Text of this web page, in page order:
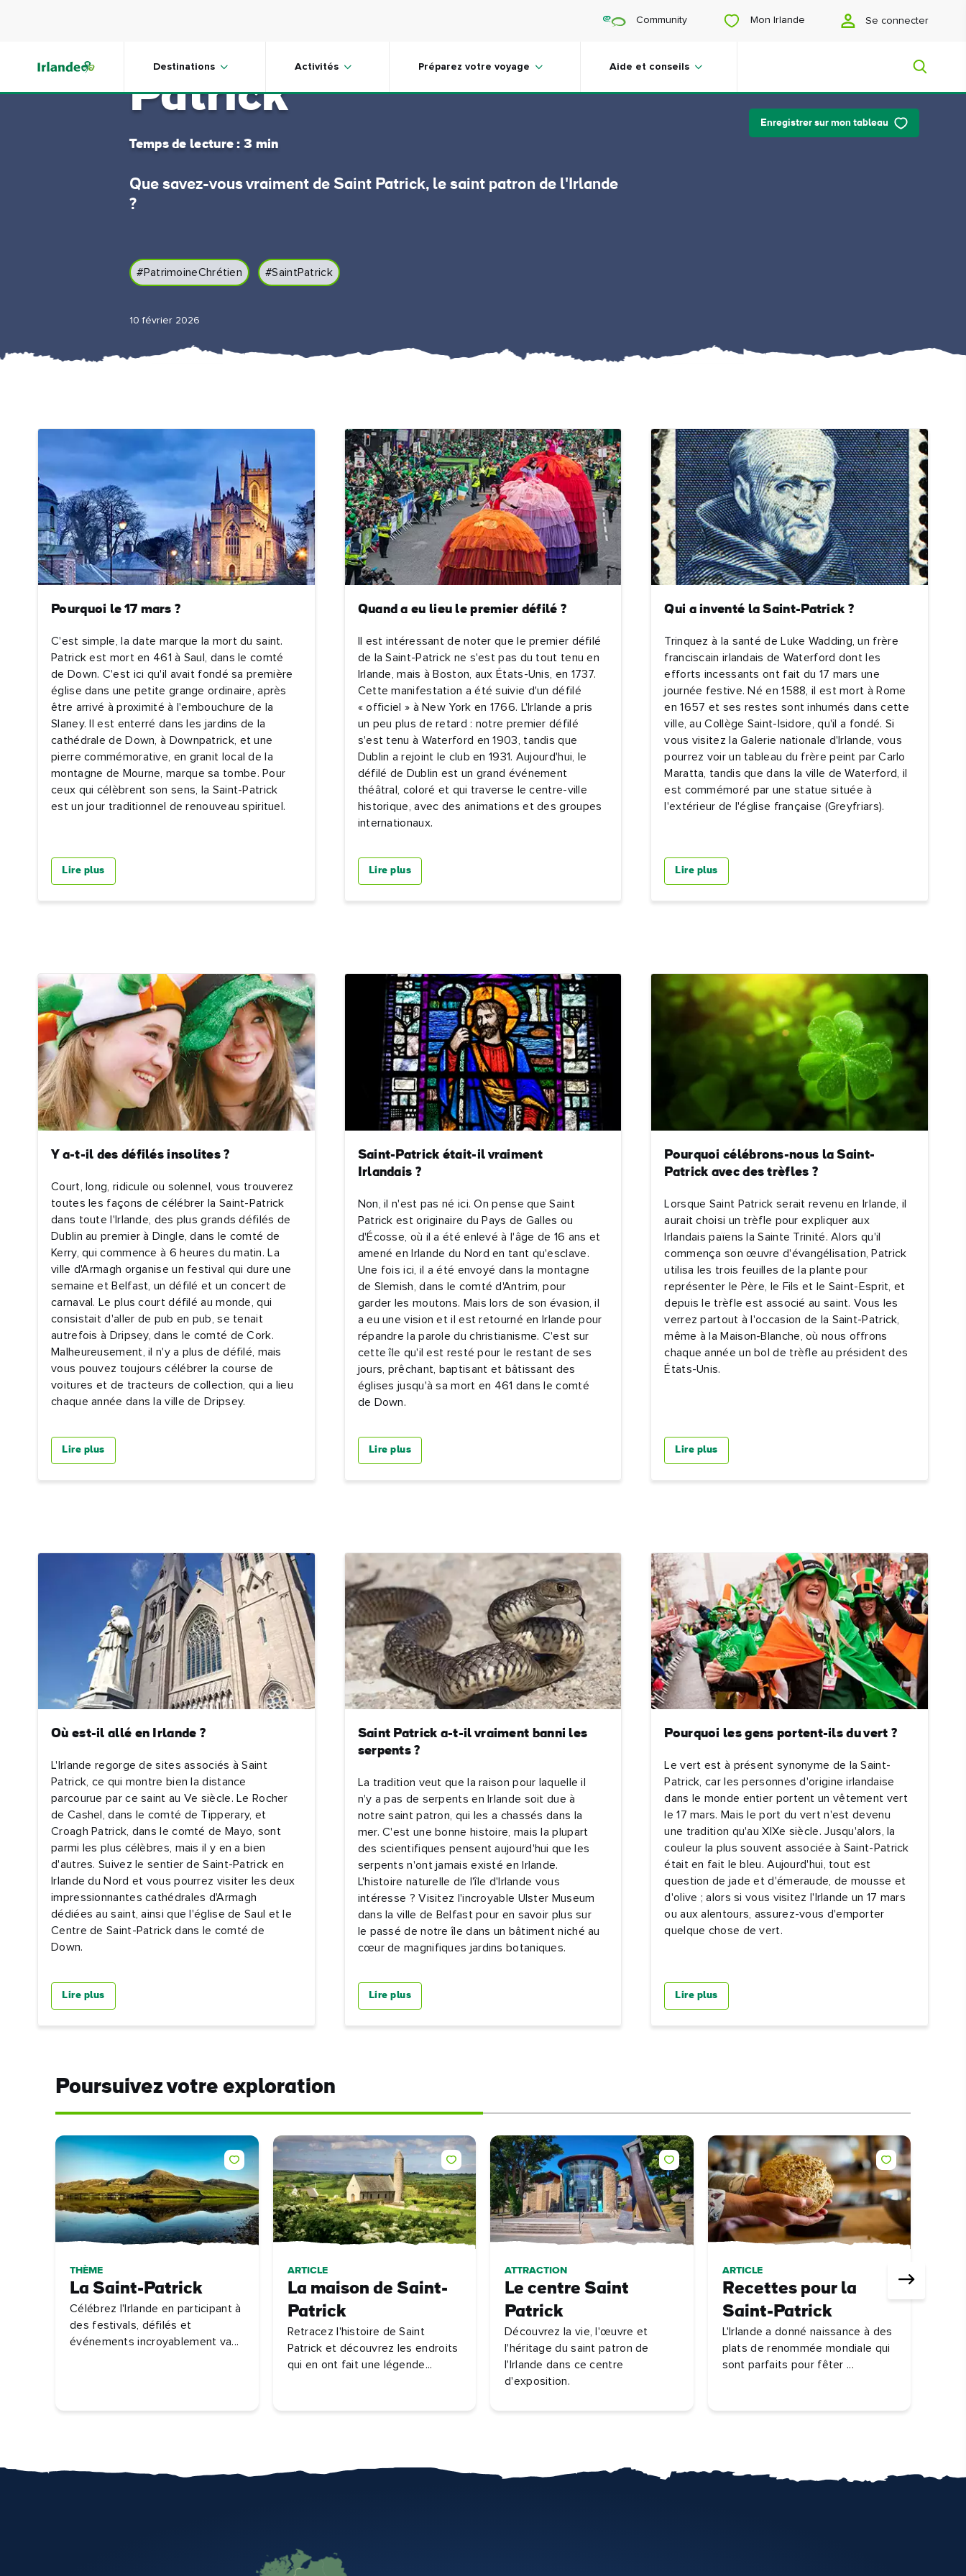
Community Mon Irlande Se connecter
Destinations Activités Préparez votre voyage Aide et conseils
#SitesEmblématiques
Enregistrer sur mon tableau
9 anecdotes sur Saint-
Patrick
Temps de lecture : 3 min
Que savez-vous vraiment de Saint Patrick, le saint patron de l'Irlande
?
#PatrimoineChrétien #SaintPatrick
10 février 2026
Prénom
Nom
de
famille
Adresse
e-
mail
personnalisés basés sur mon utilisation du site Web du Tourisme
Irlandais, des e-mails et de la publicité du Tourisme Irlandais sur
vous désinscrire à tout moment en cliquant sur "se désinscrire" dans
nos e-mails. Pour plus d'informations sur la manière dont nous traitons
vos données personnelles, consultez notrepolitique de
confidentialité .
Je m'inscris
Pourquoi le 17 mars ?
C'est simple, la date marque la mort du saint.
Patrick est mort en 461 à Saul, dans le comté
de Down. C'est ici qu'il avait fondé sa première
église dans une petite grange ordinaire, après
être arrivé à proximité à l'embouchure de la
Slaney. Il est enterré dans les jardins de la
cathédrale de Down, à Downpatrick, et une
pierre commémorative, en granit local de la
montagne de Mourne, marque sa tombe. Pour
ceux qui célèbrent son sens, la Saint-Patrick
est un jour traditionnel de renouveau spirituel.
Lire plus
Quand a eu lieu le premier défilé ?
Il est intéressant de noter que le premier défilé
de la Saint-Patrick ne s'est pas du tout tenu en
Irlande, mais à Boston, aux États-Unis, en 1737.
Cette manifestation a été suivie d'un défilé
« officiel » à New York en 1766. L'Irlande a pris
un peu plus de retard : notre premier défilé
s'est tenu à Waterford en 1903, tandis que
Dublin a rejoint le club en 1931. Aujourd'hui, le
défilé de Dublin est un grand événement
théâtral, coloré et qui traverse le centre-ville
historique, avec des animations et des groupes
internationaux.
Lire plus
Qui a inventé la Saint-Patrick ?
Trinquez à la santé de Luke Wadding, un frère
franciscain irlandais de Waterford dont les
efforts incessants ont fait du 17 mars une
journée festive. Né en 1588, il est mort à Rome
en 1657 et ses restes sont inhumés dans cette
ville, au Collège Saint-Isidore, qu'il a fondé. Si
vous visitez la Galerie nationale d'Irlande, vous
pourrez voir un tableau du frère peint par Carlo
Maratta, tandis que dans la ville de Waterford, il
est commémoré par une statue située à
l'extérieur de l'église française (Greyfriars).
Lire plus
Y a-t-il des défilés insolites ?
Court, long, ridicule ou solennel, vous trouverez
toutes les façons de célébrer la Saint-Patrick
dans toute l'Irlande, des plus grands défilés de
Dublin au premier à Dingle, dans le comté de
Kerry, qui commence à 6 heures du matin. La
ville d'Armagh organise un festival qui dure une
semaine et Belfast, un défilé et un concert de
carnaval. Le plus court défilé au monde, qui
consistait d'aller de pub en pub, se tenait
autrefois à Dripsey, dans le comté de Cork.
Malheureusement, il n'y a plus de défilé, mais
vous pouvez toujours célébrer la course de
voitures et de tracteurs de collection, qui a lieu
chaque année dans la ville de Dripsey.
Lire plus
Saint-Patrick était-il vraiment
Irlandais ?
Non, il n'est pas né ici. On pense que Saint
Patrick est originaire du Pays de Galles ou
d'Écosse, où il a été enlevé à l'âge de 16 ans et
amené en Irlande du Nord en tant qu'esclave.
Une fois ici, il a été envoyé dans la montagne
de Slemish, dans le comté d'Antrim, pour
garder les moutons. Mais lors de son évasion, il
a eu une vision et il est retourné en Irlande pour
répandre la parole du christianisme. C'est sur
cette île qu'il est resté pour le restant de ses
jours, prêchant, baptisant et bâtissant des
églises jusqu'à sa mort en 461 dans le comté
de Down.
Lire plus
Pourquoi célébrons-nous la Saint-
Patrick avec des trèfles ?
Lorsque Saint Patrick serait revenu en Irlande, il
aurait choisi un trèfle pour expliquer aux
Irlandais païens la Sainte Trinité. Alors qu'il
commença son œuvre d'évangélisation, Patrick
utilisa les trois feuilles de la plante pour
représenter le Père, le Fils et le Saint-Esprit, et
depuis le trèfle est associé au saint. Vous les
verrez partout à l'occasion de la Saint-Patrick,
même à la Maison-Blanche, où nous offrons
chaque année un bol de trèfle au président des
États-Unis.
Lire plus
Où est-il allé en Irlande ?
L'Irlande regorge de sites associés à Saint
Patrick, ce qui montre bien la distance
parcourue par ce saint au Ve siècle. Le Rocher
de Cashel, dans le comté de Tipperary, et
Croagh Patrick, dans le comté de Mayo, sont
parmi les plus célèbres, mais il y en a bien
d'autres. Suivez le sentier de Saint-Patrick en
Irlande du Nord et vous pourrez visiter les deux
impressionnantes cathédrales d'Armagh
dédiées au saint, ainsi que l'église de Saul et le
Centre de Saint-Patrick dans le comté de
Down.
Lire plus
Saint Patrick a-t-il vraiment banni les
serpents ?
La tradition veut que la raison pour laquelle il
n'y a pas de serpents en Irlande soit due à
notre saint patron, qui les a chassés dans la
mer. C'est une bonne histoire, mais la plupart
des scientifiques pensent aujourd'hui que les
serpents n'ont jamais existé en Irlande.
L'histoire naturelle de l'île d'Irlande vous
intéresse ? Visitez l'incroyable Ulster Museum
dans la ville de Belfast pour en savoir plus sur
le passé de notre île dans un bâtiment niché au
cœur de magnifiques jardins botaniques.
Lire plus
Pourquoi les gens portent-ils du vert ?
Le vert est à présent synonyme de la Saint-
Patrick, car les personnes d'origine irlandaise
dans le monde entier portent un vêtement vert
le 17 mars. Mais le port du vert n'est devenu
une tradition qu'au XIXe siècle. Jusqu'alors, la
couleur la plus souvent associée à Saint-Patrick
était en fait le bleu. Aujourd'hui, tout est
question de jade et d'émeraude, de mousse et
d'olive ; alors si vous visitez l'Irlande un 17 mars
ou aux alentours, assurez-vous d'emporter
quelque chose de vert.
Lire plus
Poursuivez votre exploration
THÈME
La Saint-Patrick
Célébrez l'Irlande en participant à
des festivals, défilés et
événements incroyablement va...
ARTICLE
La maison de Saint-
Patrick
Retracez l'histoire de Saint
Patrick et découvrez les endroits
qui en ont fait une légende...
ATTRACTION
Le centre Saint
Patrick
Découvrez la vie, l'œuvre et
l'héritage du saint patron de
l'Irlande dans ce centre
d'exposition.
ARTICLE
Recettes pour la
Saint-Patrick
L'Irlande a donné naissance à des
plats de renommée mondiale qui
sont parfaits pour fêter ...